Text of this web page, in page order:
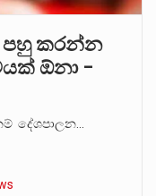
පහු කරන්න
ඕනා –
දේශපාලන…